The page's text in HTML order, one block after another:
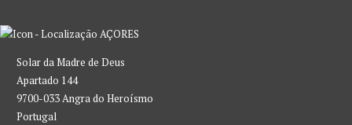
AÇORES
Solar da Madre de Deus
Apartado 144
9700-033 Angra do Heroísmo
Portugal